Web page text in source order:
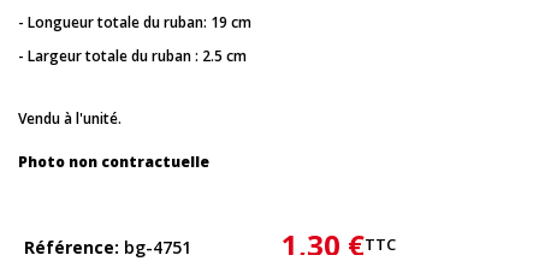
- Longueur totale du ruban: 19 cm
- Largeur totale du ruban : 2.5 cm
Vendu à l'unité.
Photo non contractuelle
Référence bg-4751 1,30 €TTC